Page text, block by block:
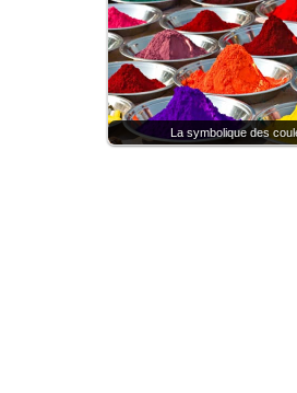
La symbolique des